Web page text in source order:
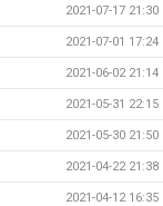
2021-07-17 21:30
2021-07-01 17:24
2021-06-02 21:14
2021-05-31 22:15
2021-05-30 21:50
2021-04-22 21:38
2021-04-12 16:35